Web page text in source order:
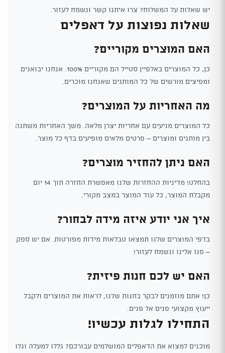
יש שאלות על המשלוח? צרו איתנו קשר ונשמח לעזור.
שאלות נפוצות על דאפלים
האם המוצרים מקוריים?
כן, כל המוצרים באלפיין סטייל הם מקוריים 100%. אנחנו יבואנים
ומפיצים מורשים של כל המותגים שאנחנו מוכרים.
מה האחריות על המוצרים?
כל המוצרים מגיעים עם אחריות יצרן מלאה. משך האחריות משתנה
בין מותגים ומוצרים – פרטים מלאים מופיעים בדף כל מוצר.
האם ניתן להחזיר מוצרים?
בהחלט! מדיניות ההחזרות שלנו מאפשרת החזרה תוך 14 יום
מקבלת המוצר, כל עוד המוצר במצב מקורי.
איך אני יודע איזה מידה לבחור?
בדפי המוצרים שלנו תמצאו טבלאות מידות מפורטות. אם יש ספק
– פנו אלינו ונשמח לעזור!
האם יש לכם חנות פיזית?
כן! אתם מוזמנים לבקר בחנות שלנו, לראות את המוצרים ולקבל
ייעוץ מקצועי פנים אל פנים.
התחילו לגלות עכשיו!
מוכנים למצוא את הדאפלים המושלמים עבורכם? גללו למעלה וגלו